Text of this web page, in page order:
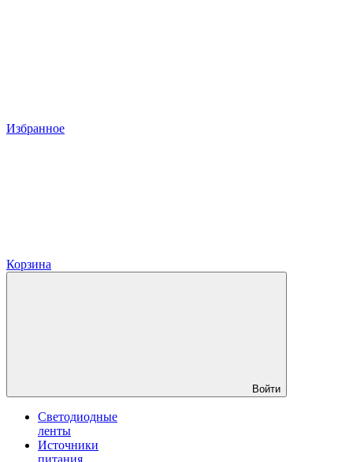
Избранное
Корзина
Войти
Светодиодные
ленты
Источники
питания